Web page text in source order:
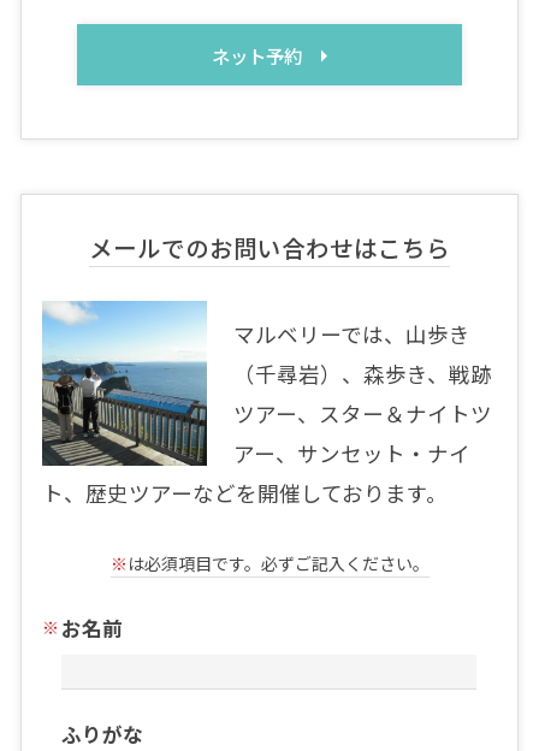
ネット予約
メールでのお問い合わせはこちら
マルベリーでは、山歩き
（千尋岩）、森歩き、戦跡
ツアー、スター＆ナイトツ
アー、サンセット・ナイ
ト、歴史ツアーなどを開催しております。
※ は必須項目です。必ずご記入ください。
お名前
ふりがな